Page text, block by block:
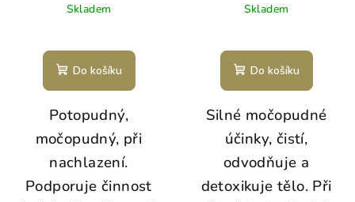
Skladem
Do košíku
Potopudný,
močopudný, při
nachlazení.
Podporuje činnost
Skladem
Do košíku
Silné močopudné
účinky, čistí,
odvodňuje a
detoxikuje tělo. Při